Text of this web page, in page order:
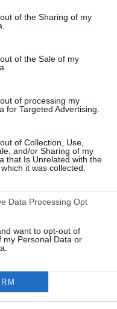
of the Sharing of my
of the Sale of my
of processing my
for Targeted Advertising.
of Collection, Use,
and/or Sharing of my
that Is Unrelated with the
it was collected.
Data Processing Opt
want to opt-out of
my Personal Data or
4
2 (5,56%)
Ver ranking completo
POR COMPETICIONES
2 (5,56%)
POR DÍA DE LA